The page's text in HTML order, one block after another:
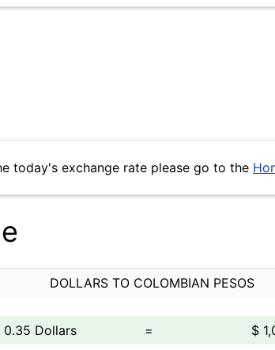
today's exchange rate please go to the
DOLLARS TO COLOMBIAN PESOS
0.35 Dollars =
$